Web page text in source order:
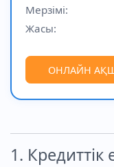
Мерзімі:
Жасы:
ОНЛАЙН
1. Кредиттік